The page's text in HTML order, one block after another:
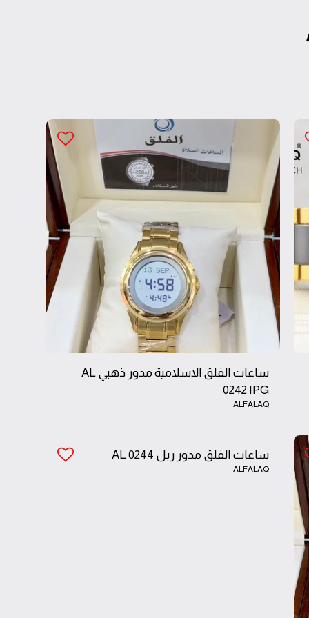
ساعات الفلق الاسلامية مدور ذهبي AL
0242 IPG
ALFALAQ
ساعات الفلق مدور ربل AL 0244
ALFALAQ